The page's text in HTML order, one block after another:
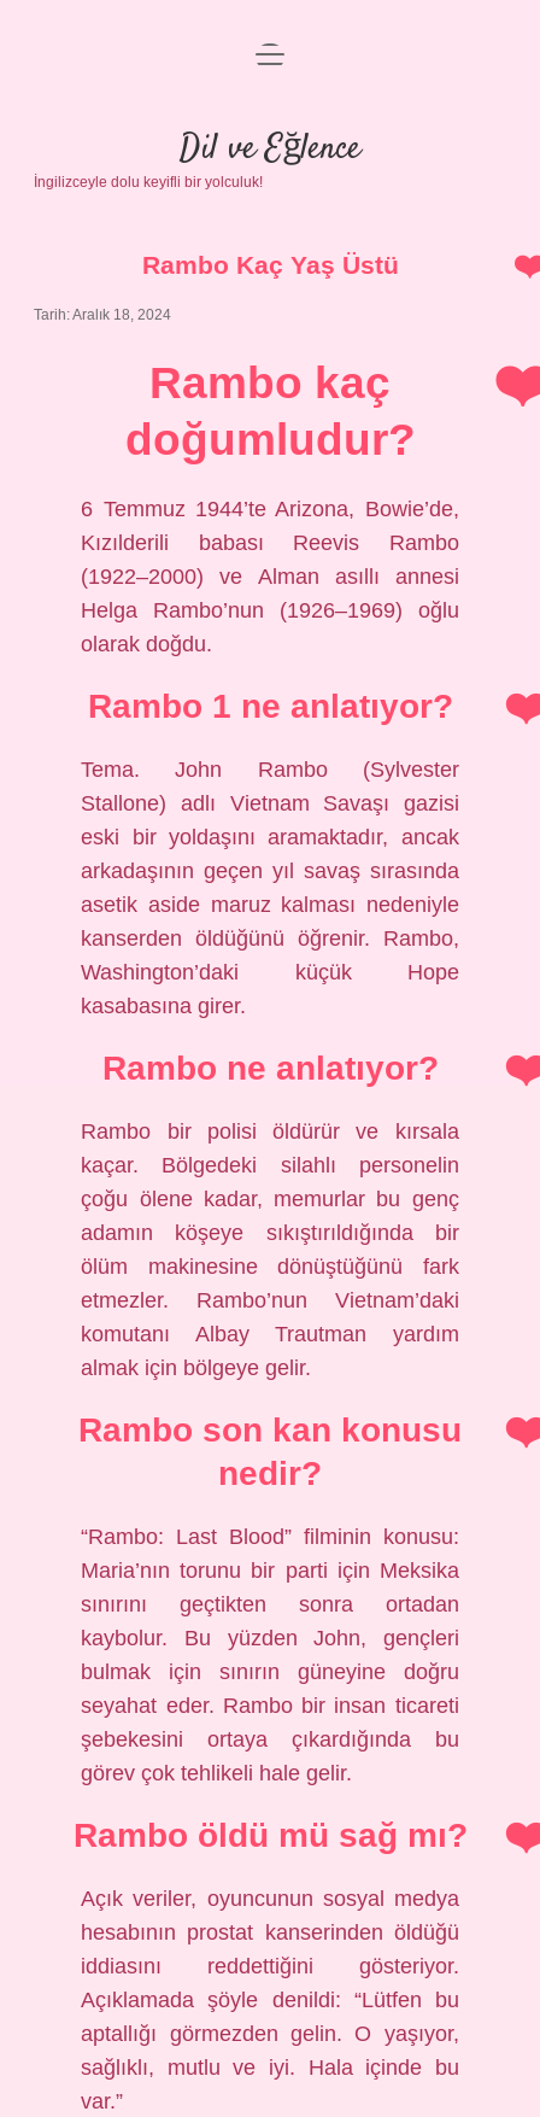
Anasayfa
Gizlilik Politikası
Yasal Uyarı
menüyü
Dil ve Eğlence
İngilizceyle dolu keyifli bir yolculuk!
Rambo Kaç Yaş Üstü
Tarih: Aralık 18, 2024
Rambo kaç
doğumludur?
6 Temmuz 1944’te Arizona, Bowie’de,
Kızılderili babası Reevis Rambo
(1922–2000) ve Alman asıllı annesi
Helga Rambo’nun (1926–1969) oğlu
olarak doğdu.
Rambo 1 ne anlatıyor?
Tema. John Rambo (Sylvester
Stallone) adlı Vietnam Savaşı gazisi
eski bir yoldaşını aramaktadır, ancak
arkadaşının geçen yıl savaş sırasında
asetik aside maruz kalması nedeniyle
kanserden öldüğünü öğrenir. Rambo,
Washington’daki küçük Hope
kasabasına girer.
Rambo ne anlatıyor?
Rambo bir polisi öldürür ve kırsala
kaçar. Bölgedeki silahlı personelin
çoğu ölene kadar, memurlar bu genç
adamın köşeye sıkıştırıldığında bir
ölüm makinesine dönüştüğünü fark
etmezler. Rambo’nun Vietnam’daki
komutanı Albay Trautman yardım
almak için bölgeye gelir.
Rambo son kan konusu
nedir?
“Rambo: Last Blood” filminin konusu:
Maria’nın torunu bir parti için Meksika
sınırını geçtikten sonra ortadan
kaybolur. Bu yüzden John, gençleri
bulmak için sınırın güneyine doğru
seyahat eder. Rambo bir insan ticareti
şebekesini ortaya çıkardığında bu
görev çok tehlikeli hale gelir.
Rambo öldü mü sağ mı?
Açık veriler, oyuncunun sosyal medya
hesabının prostat kanserinden öldüğü
iddiasını reddettiğini gösteriyor.
Açıklamada şöyle denildi: “Lütfen bu
aptallığı görmezden gelin. O yaşıyor,
sağlıklı, mutlu ve iyi. Hala içinde bu
var.”